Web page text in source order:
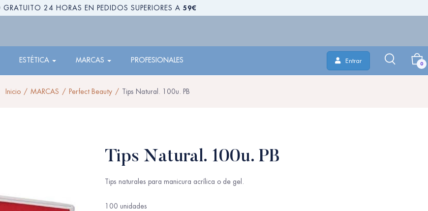
GRATUITO 24 HORAS EN PEDIDOS SUPERIORES A 59€
ESTÉTICA MARCAS PROFESIONALES Entrar 0
Inicio MARCAS Perfect Beauty Tips Natural. 100u. PB
Tips Natural. 100u. PB
Tips naturales para manicura acrílica o de gel.
100 unidades